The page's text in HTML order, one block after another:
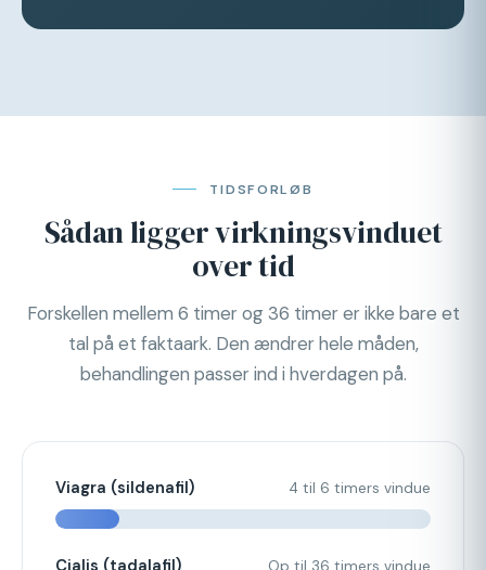
TIDSFORLØB
Sådan ligger virkningsvinduet
over tid
Forskellen mellem 6 timer og 36 timer er ikke bare et
tal på et faktaark. Den ændrer hele måden,
behandlingen passer ind i hverdagen på.
Viagra (sildenafil) 4 til 6 timers vindue